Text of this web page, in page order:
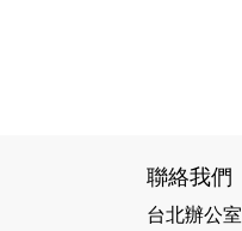
聯絡我們
台北辦公室